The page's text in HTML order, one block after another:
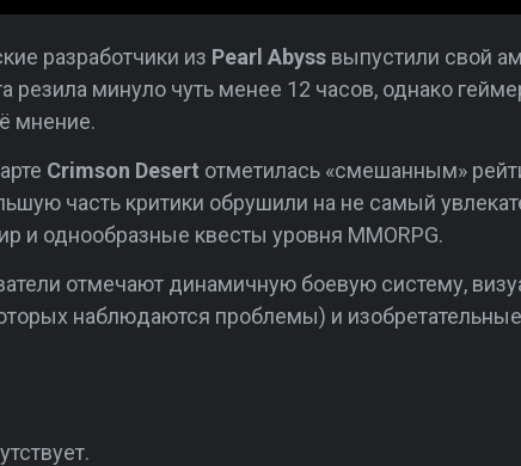
разработчики из Pearl Abyss выпустили свой
минуло чуть менее 12 часов, однако
мнение.
Crimson Desert отметилась «смешанным»
часть критики обрушили на не самый
и однообразные квесты уровня MMORPG.
отмечают динамичную боевую систему,
наблюдаются проблемы) и